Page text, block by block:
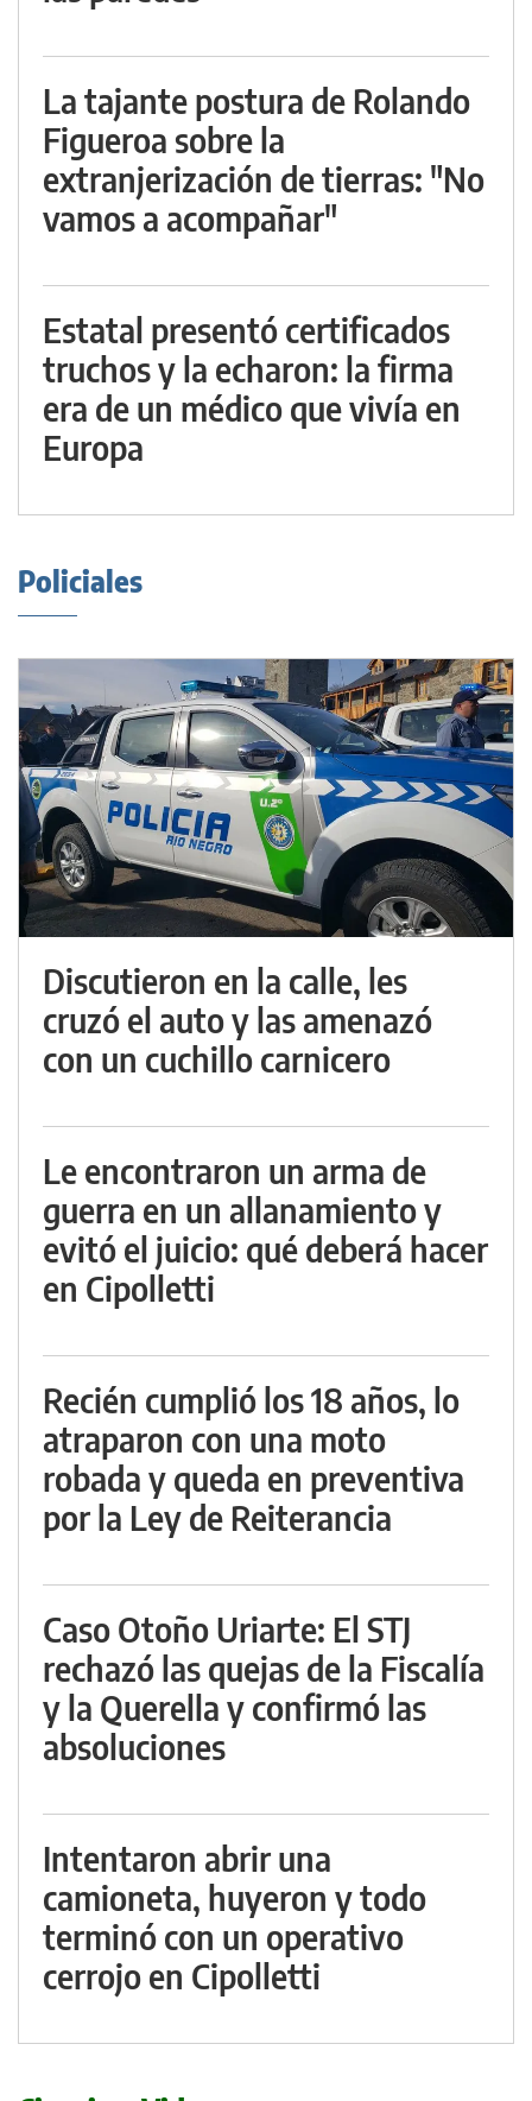
La tajante postura de Rolando
Figueroa sobre la
extranjerización de tierras: "No
vamos a acompañar"
Estatal presentó certificados
truchos y la echaron: la firma
era de un médico que vivía en
Europa
Policiales
Discutieron en la calle, les
cruzó el auto y las amenazó
con un cuchillo carnicero
Le encontraron un arma de
guerra en un allanamiento y
evitó el juicio: qué deberá hacer
en Cipolletti
Recién cumplió los 18 años, lo
atraparon con una moto
robada y queda en preventiva
por la Ley de Reiterancia
Caso Otoño Uriarte: El STJ
rechazó las quejas de la Fiscalía
y la Querella y confirmó las
absoluciones
Intentaron abrir una
camioneta, huyeron y todo
terminó con un operativo
cerrojo en Cipolletti